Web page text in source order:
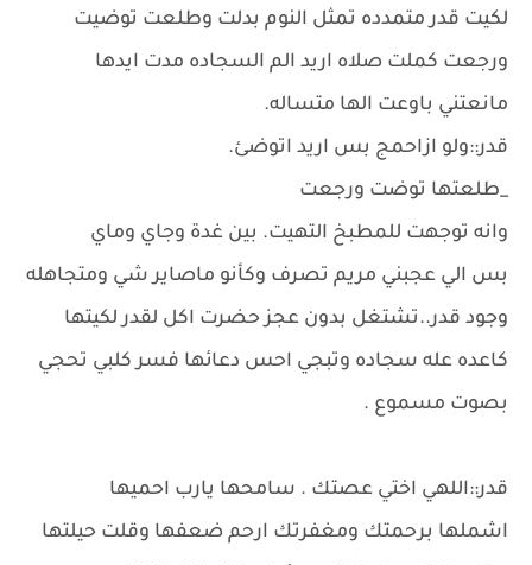
لكيت قدر متمدده تمثل النوم بدلت وطلعت توضيت
ورجعت كملت صلاه اريد الم السجاده مدت ايدها
مانعتني باوعت الها متساله.
قدر::ولو ازاحمج بس اريد اتوضئ.
_طلعتها توضت ورجعت
وانه توجهت للمطبخ التهيت. بين غدة وجاي وماي
بس الي عجبني مريم تصرف وكأنو ماصاير شي ومتجاهله
وجود قدر..تشتغل بدون عجز حضرت اكل لقدر لكيتها
كاعده عله سجاده وتبجي احس دعائها فسر كلبي تحجي
بصوت مسموع .
قدر::اللهي اختي عصتك . سامحها يارب احميها
اشملها برحمتك ومغفرتك ارحم ضعفها وقلت حيلتها